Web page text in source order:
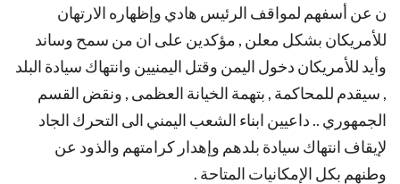
ن عن أسفهم لمواقف الرئيس هادي وإظهاره الارتهان
للأمريكان بشكل معلن , مؤكدين على ان من سمح وساند
وأيد للأمريكان دخول اليمن وقتل اليمنيين وانتهاك سيادة البلد
, سيقدم للمحاكمة , بتهمة الخيانة العظمى , ونقض القسم
الجمهوري .. داعيين ابناء الشعب اليمني الى التحرك الجاد
لإيقاف انتهاك سيادة بلدهم وإهدار كرامتهم والذود عن
وطنهم بكل الإمكانيات المتاحة .